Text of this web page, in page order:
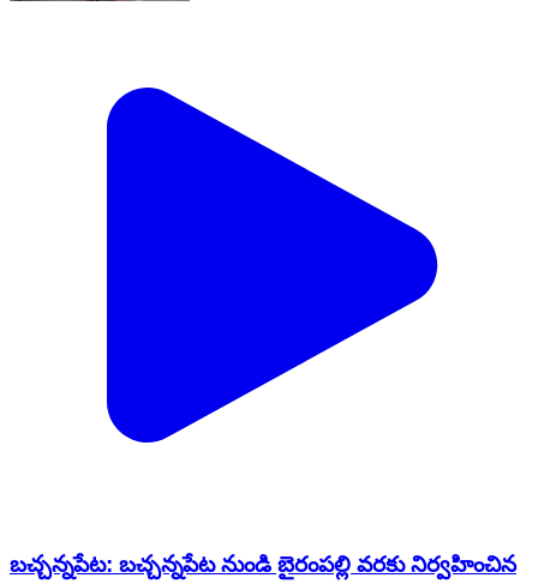
బచ్చన్నపేట: బచ్చన్నపేట నుండి బైరంపల్లి వరకు నిర్వహించిన